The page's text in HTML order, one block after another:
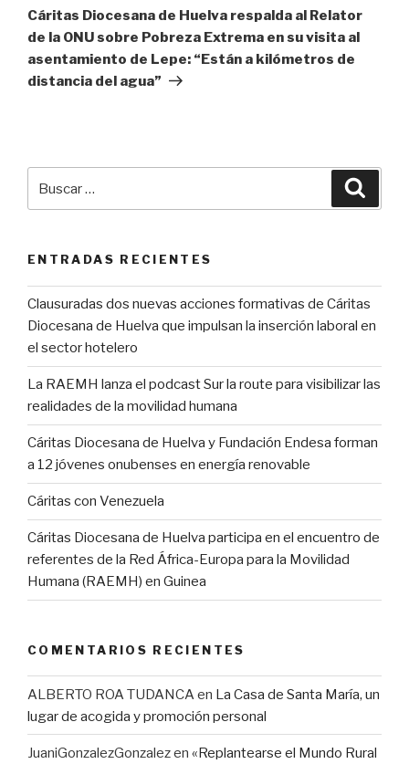
entrada
Cáritas Diocesana de Huelva respalda al Relator
de la ONU sobre Pobreza Extrema en su visita al
asentamiento de Lepe: “Están a kilómetros de
distancia del agua”
por:
ENTRADAS RECIENTES
Clausuradas dos nuevas acciones formativas de Cáritas
Diocesana de Huelva que impulsan la inserción laboral en
el sector hotelero
La RAEMH lanza el podcast Sur la route para visibilizar las
realidades de la movilidad humana
Cáritas Diocesana de Huelva y Fundación Endesa forman
a 12 jóvenes onubenses en energía renovable
Cáritas con Venezuela
Cáritas Diocesana de Huelva participa en el encuentro de
referentes de la Red África-Europa para la Movilidad
Humana (RAEMH) en Guinea
COMENTARIOS RECIENTES
ALBERTO ROA TUDANCAen La Casa de Santa María, un
lugar de acogida y promoción personal
JuaniGonzalezGonzalezen «Replantearse el Mundo Rural